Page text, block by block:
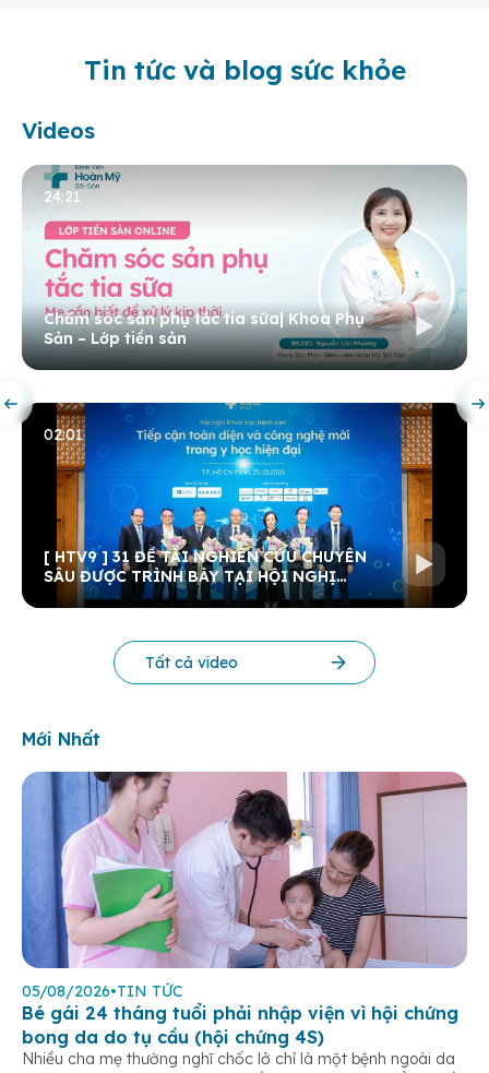
Tin tức và blog sức khỏe
Videos
24:21
Chăm sóc sản phụ tắc tia sữa| Khoa Phụ
Sản – Lớp tiền sản
02:01
[ HTV9 ] 31 ĐỀ TÀI NGHIÊN CỨU CHUYÊN
SÂU ĐƯỢC TRÌNH BÀY TẠI HỘI NGHỊ
KHOA HỌC THƯỜNG NIÊN BV 2025
Tất cả video
Mới Nhất
05/08/2026•TIN TỨC
Bé gái 24 tháng tuổi phải nhập viện vì hội chứng
bong da do tụ cầu (hội chứng 4S)
Nhiều cha mẹ thường nghĩ chốc lở chỉ là một bệnh ngoài da